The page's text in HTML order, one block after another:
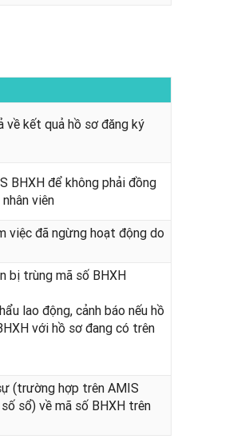
về kết quả hồ sơ đăng ký
BHXH để không phải đồng
viên
việc đã ngừng hoạt động do
bị trùng mã số BHXH
lao động, cảnh báo nếu hồ
với hồ sơ đang có trên
(trường hợp trên AMIS
sổ) về mã số BHXH trên